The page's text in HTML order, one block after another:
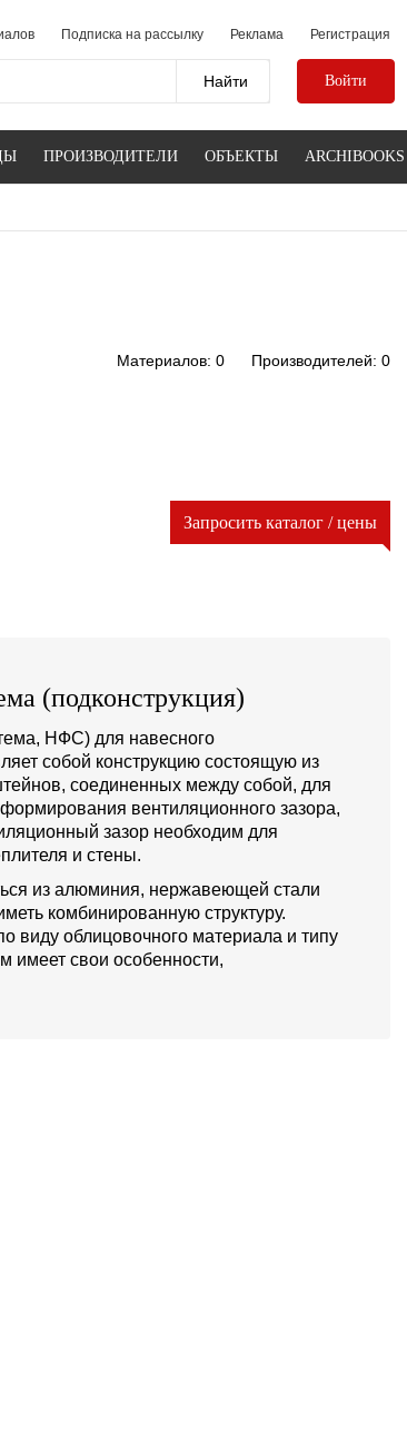
Подписка на рассылку Реклама Регистрация
Войти
ПРОИЗВОДИТЕЛИ ОБЪЕКТЫ ARCHIBOOKS
Материалов: 0 Производителей: 0
Запросить каталог / цены
(подконструкция)
НФС) для навесного
собой конструкцию состоящую из
соединенных между собой, для
вентиляционного зазора,
зазор необходим для
и стены.
из алюминия, нержавеющей стали
комбинированную структуру.
виду облицовочного материала и типу
имеет свои особенности,